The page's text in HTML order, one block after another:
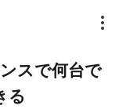
スで何台で
る